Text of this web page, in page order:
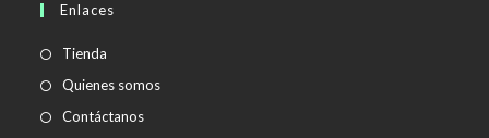
Enlaces
Tienda
Quienes somos
Contáctanos